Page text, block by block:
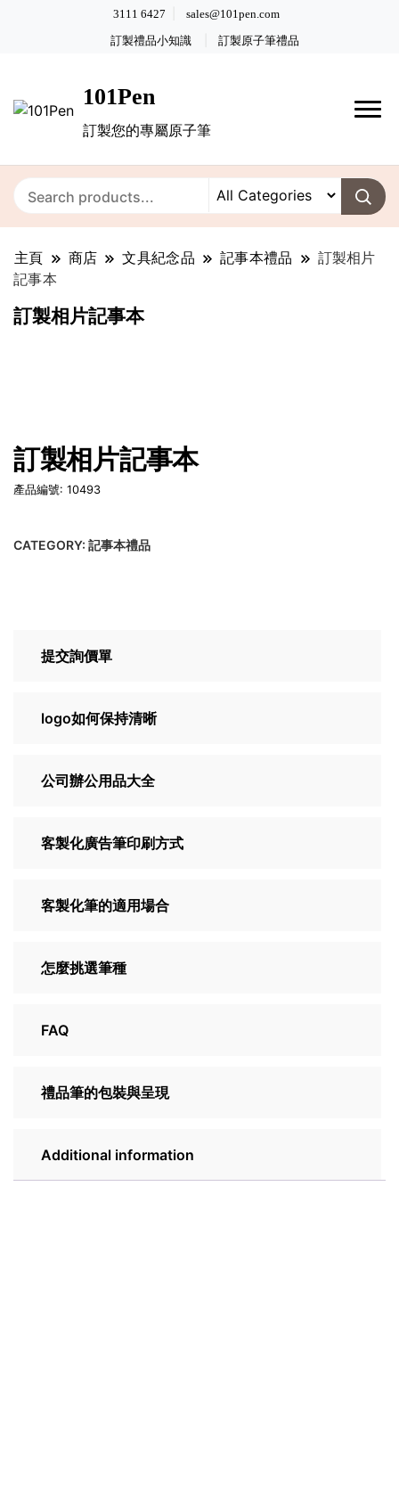
3111 6427 sales@101pen.com
訂製禮品小知識 訂製原子筆禮品
101Pen
訂製您的專屬原子筆
主頁 商店 文具紀念品 記事本禮品
訂製相片
記事本
訂製相片記事本
訂製相片記事本
產品編號: 10493
CATEGORY: 記事本禮品
提交詢價單
logo如何保持清晰
公司辦公用品大全
客製化廣告筆印刷方式
客製化筆的適用場合
怎麼挑選筆種
FAQ
禮品筆的包裝與呈現
Additional information